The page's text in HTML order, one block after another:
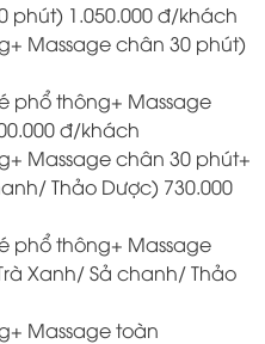
phút) 1.050.000 đ/khách
Massage chân 30 phút)
phổ thông+ Massage
đ/khách
Massage chân 30 phút+
Thảo Dược) 730.000
phổ thông+ Massage
Xanh/ Sả chanh/ Thảo
Massage toàn